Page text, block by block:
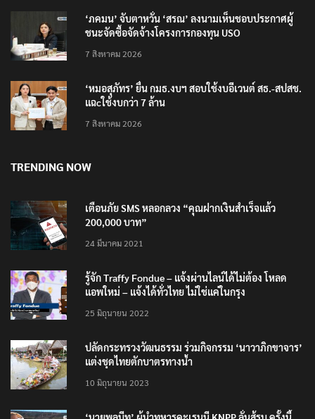
‘ภคมน’ จับตาหวั่น ‘สรณ’ ลงนามเห็นชอบประกาศผู้
ชนะจัดซื้อจัดจ้างโครงการกองทุน USO
7 สิงหาคม 2026
‘หมอสุภัทร’ ยื่น กมธ.งบฯ สอบใช้งบอีเวนต์ สธ.-สปสช.
แฉcใช้งบกว่า 7 ล้าน
7 สิงหาคม 2026
TRENDING NOW
เตือนภัย SMS หลอกลวง “คุณฝากเงินสำเร็จแล้ว
200,000 บาท”
24 มีนาคม 2021
รู้จัก Traffy Fondue – แจ้งผ่านไลน์ได้ไม่ต้อง โหลด
แอพใหม่ – แจ้งได้ทั่วไทย ไม่ใช่แค่ในกรุง
25 มิถุนายน 2022
ปลัดกระทรวงวัฒนธรรม ร่วมกิจกรรม ‘นาวาภิกขาจาร’
แต่งชุดไทยตักบาตรทางน้ำ
10 มิถุนายน 2023